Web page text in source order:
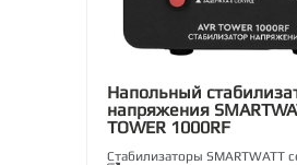
Напольный
напряжения
TOWER 1000RF
Стабилизаторы SMARTWATT